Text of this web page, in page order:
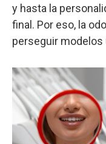
y hasta la
final. Por eso, la
perseguir modelos